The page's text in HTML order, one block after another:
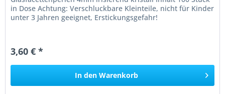
in Dose Achtung: Verschluckbare Kleinteile, nicht für Kinder
unter 3 Jahren geeignet, Erstickungsgefahr!
3,60 € *
In den Warenkorb